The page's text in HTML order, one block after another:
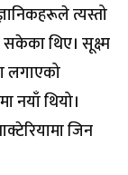
त्यस्तो
थिए। सूक्ष्म
लगाएको
नयाँ थियो।
जिन